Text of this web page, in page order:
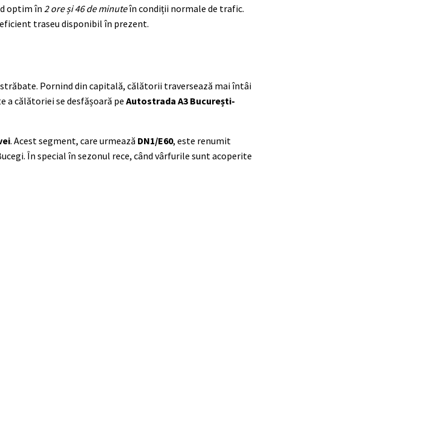
optim în 2 ore și 46 de minuteîn condiții normale de trafic.
traseu disponibil în prezent.
Pornind din capitală, călătorii traversează mai întâi
a călătoriei se desfășoară peAutostrada A3 București-
. Acest segment, care urmează DN1/E60, este renumit
În special în sezonul rece, când vârfurile sunt acoperite